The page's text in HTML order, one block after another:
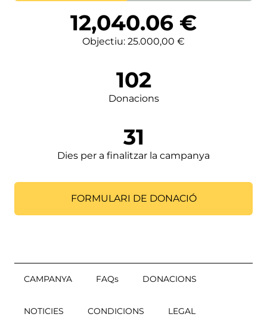
12,040.06 €
Objectiu: 25.000,00 €
102
Donacions
31
Dies per a finalitzar la campanya
FORMULARI DE DONACIÓ
CAMPANYA FAQs DONACIONS
NOTICIES CONDICIONS LEGAL